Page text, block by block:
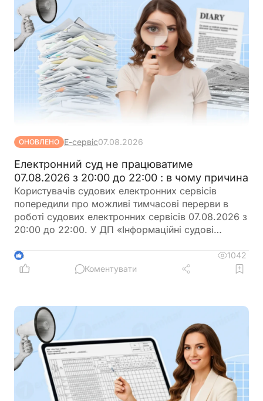
ОНОВЛЕНО Е-сервіс07.08.2026
Електронний суд не працюватиме
07.08.2026 з 20:00 до 22:00 : в чому причина
Користувачів судових електронних сервісів
попередили про можливі тимчасові перерви в
роботі судових електронних сервісів 07.08.2026 з
20:00 до 22:00. У ДП «Інформаційні судові
час планування роботи із сервісами
6
1042
Коментувати